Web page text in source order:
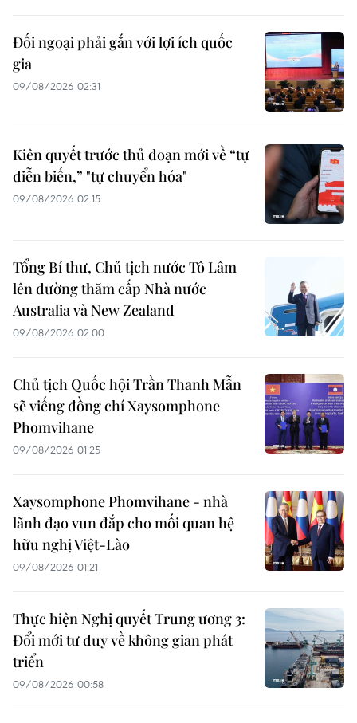
Đối ngoại phải gắn với lợi ích quốc
gia
09/08/2026 02:31
Kiên quyết trước thủ đoạn mới về “tự
diễn biến,” "tự chuyển hóa"
09/08/2026 02:15
Tổng Bí thư, Chủ tịch nước Tô Lâm
lên đường thăm cấp Nhà nước
Australia và New Zealand
09/08/2026 02:00
Chủ tịch Quốc hội Trần Thanh Mẫn
sẽ viếng đồng chí Xaysomphone
Phomvihane
09/08/2026 01:25
Xaysomphone Phomvihane - nhà
lãnh đạo vun đắp cho mối quan hệ
hữu nghị Việt-Lào
09/08/2026 01:21
Thực hiện Nghị quyết Trung ương 3:
Đổi mới tư duy về không gian phát
triển
09/08/2026 00:58